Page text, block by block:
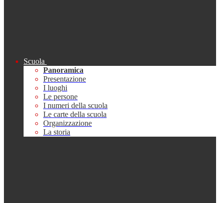
Scuola
Panoramica
Presentazione
I luoghi
Le persone
I numeri della scuola
Le carte della scuola
Organizzazione
La storia